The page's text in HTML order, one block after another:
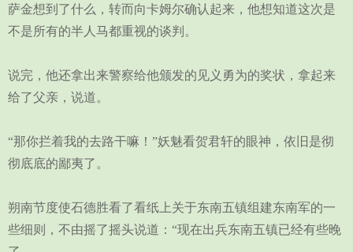
萨金想到了什么，转而向卡姆尔确认起来，他想知道这次是
不是所有的半人马都重视的谈判。
说完，他还拿出来警察给他颁发的见义勇为的奖状，拿起来
给了父亲，说道。
“那你拦着我的去路干嘛！”妖魅看贺君轩的眼神，依旧是彻
彻底底的鄙夷了。
朔南节度使石德胜看了看纸上关于东南五镇组建东南军的一
些细则，不由摇了摇头说道：“现在出兵东南五镇已经有些晚